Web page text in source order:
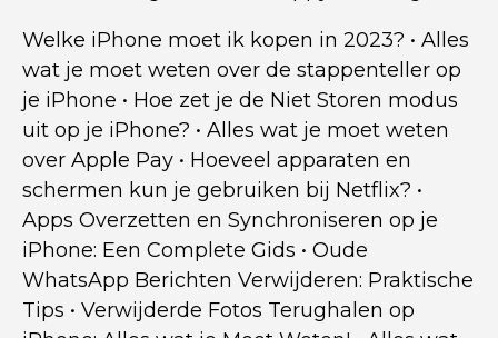
Welke iPhone moet ik kopen in 2023? • Alles
wat je moet weten over de stappenteller op
je iPhone • Hoe zet je de Niet Storen modus
uit op je iPhone? • Alles wat je moet weten
over Apple Pay • Hoeveel apparaten en
schermen kun je gebruiken bij Netflix? •
Apps Overzetten en Synchroniseren op je
iPhone: Een Complete Gids • Oude
WhatsApp Berichten Verwijderen: Praktische
Tips • Verwijderde Fotos Terughalen op